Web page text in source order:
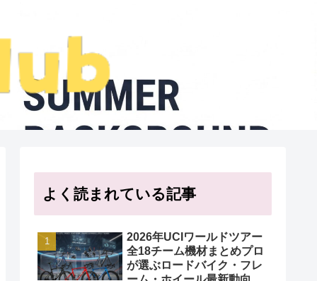
よく読まれている記事
2026年UCIワールドツアー
全18チーム機材まとめプロ
が選ぶロードバイク・フレ